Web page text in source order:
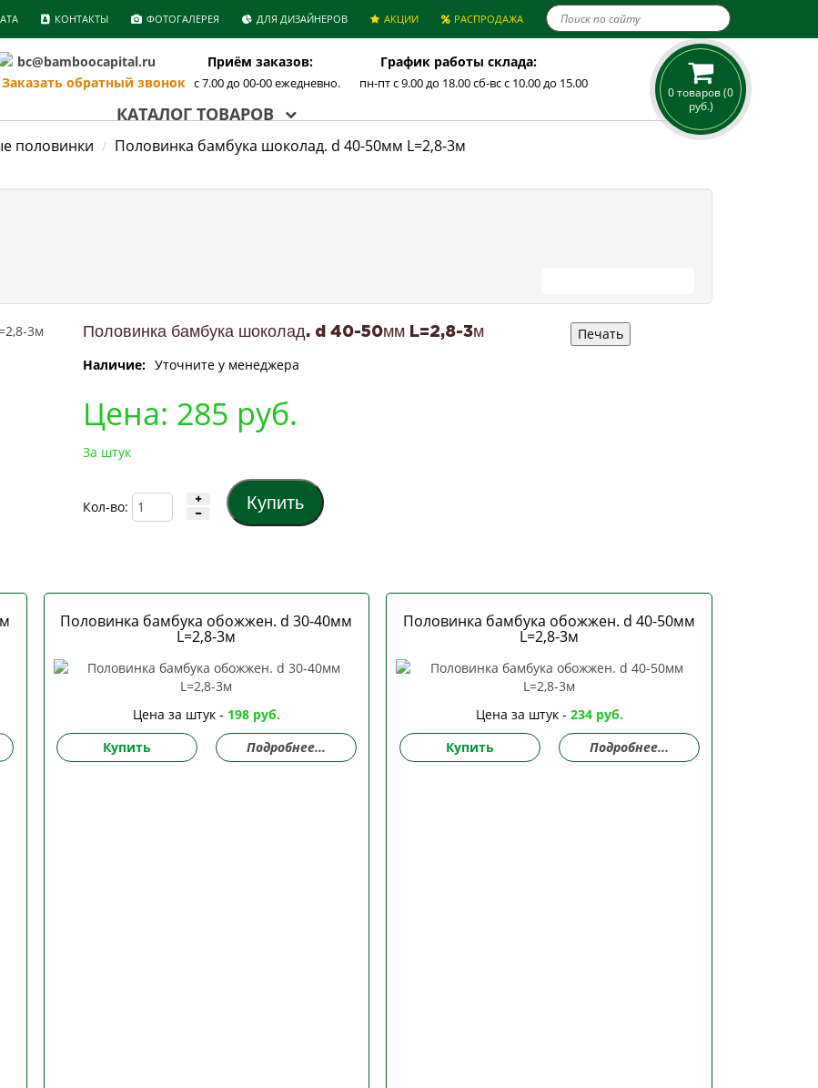
КОНТАКТЫ ФОТОГАЛЕРЕЯ ДЛЯ ДИЗАЙНЕРОВ АКЦИИ РАСПРОДАЖА
bc@bamboocapital.ru Приём заказов:
График работы склада:
Заказать обратный звонок с 7.00 до 00-00 ежедневно. пн-пт с 9.00 до 18.00 сб-вс с 10.00 до 15.00
0 товаров (0
руб.)
КАТАЛОГ ТОВАРОВ
половинки Половинка бамбука шоколад. d 40-50мм L=2,8-3м
Половинка бамбука шоколад. d 40-50мм L=2,8-3м
Наличие: Уточните у менеджера
Цена: 285 руб.
За штук
Кол-во:
Половинка бамбука обожжен. d 30-40мм
L=2,8-3м
Цена за штук - 198 руб.
Купить
Подробнее...
Половинка бамбука обожжен. d 40-50мм
L=2,8-3м
Цена за штук - 234 руб.
Купить
Подробнее...